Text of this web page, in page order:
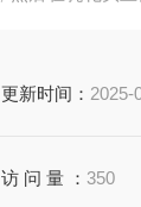
更新时间： 2025-
访 问 量 ：350